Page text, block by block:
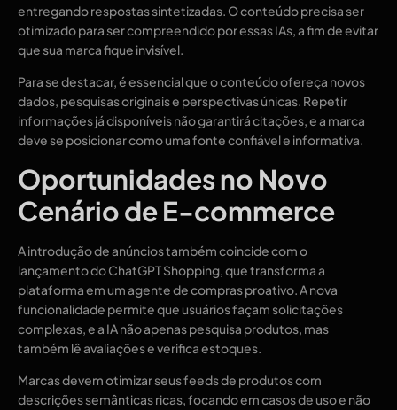
entregando respostas sintetizadas. O conteúdo precisa ser
otimizado para ser compreendido por essas IAs, a fim de evitar
que sua marca fique invisível.
Para se destacar, é essencial que o conteúdo ofereça novos
dados, pesquisas originais e perspectivas únicas. Repetir
informações já disponíveis não garantirá citações, e a marca
deve se posicionar como uma fonte confiável e informativa.
Oportunidades no Novo
Cenário de E-commerce
A introdução de anúncios também coincide com o
lançamento do ChatGPT Shopping, que transforma a
plataforma em um agente de compras proativo. A nova
funcionalidade permite que usuários façam solicitações
complexas, e a IA não apenas pesquisa produtos, mas
também lê avaliações e verifica estoques.
Marcas devem otimizar seus feeds de produtos com
descrições semânticas ricas, focando em casos de uso e não